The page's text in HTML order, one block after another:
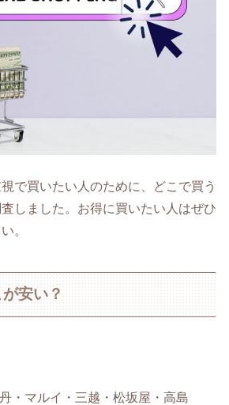
で買いたい人のために、どこで買う
しました。お得に買いたい人はぜひ
。
安い？
・マルイ・三越・松坂屋・高島